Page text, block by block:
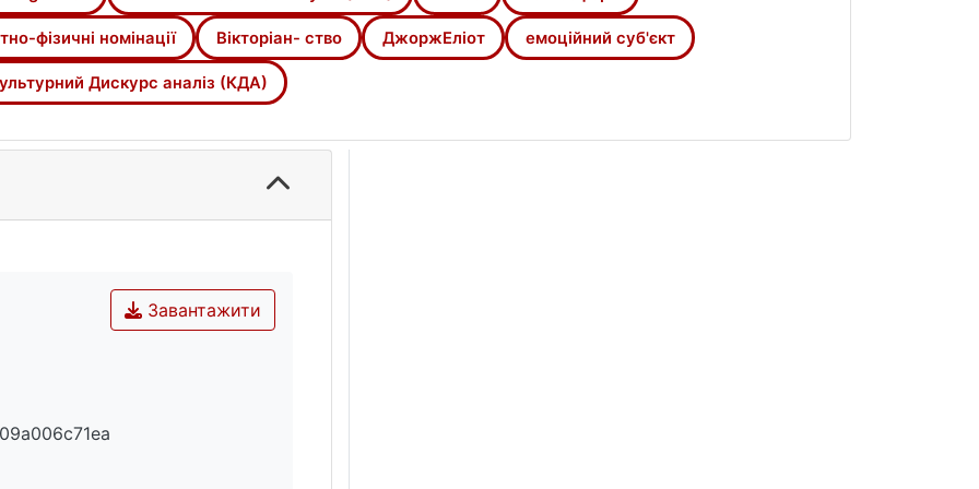
в художній комунікації. Мовна особистість: соціолінгвістичні та емотивні аспекти.
A new paradigm in the study of meaning, Signata, 2, URL: http:// signata.revues.org/526;
307). Charles C. Thomas Publisher Ltd.
KY: University Press of Kentucky.
of social identities in American scenes. Albany, NY: State University of New York
definition/ english/rapturous
Semantics of the Cultural Lanscape. Springer, 216 p. DOI: https://doi.org/10.1007/978-3-
Epistemology & Philosophy of Science 2021, Vol. 58, no. 1, pp. 178-196 DOI:
Victorian Writers and the Environment: Ecocritical Perspectives. Abingdon: Routledge,pp. VIII,
www.britannica.com/topic/ mysticism/ Mystical-states
фізичні номінації Вікторіан- ство ДжоржЕліот емоційний суб'єкт
Дискурс аналіз (КДА)
Завантажити